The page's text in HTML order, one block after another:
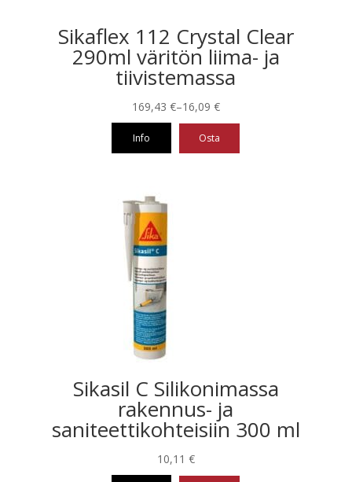
Sikaflex 112 Crystal Clear
290ml väritön liima- ja
tiivistemassa
16,09 €
–
169,43 €Hintaluokka:
16,09 €
Info Osta
Sikasil C Silikonimassa
rakennus- ja
saniteettikohteisiin 300 ml
10,11 €